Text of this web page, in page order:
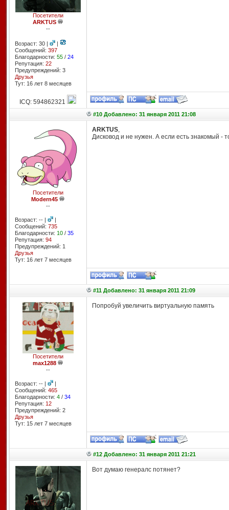
Посетители
ARKTUS
--
Возраст: 30 |
|
Сообщений: 397
Благодарности: 55/ 24
Репутация: 22
Предупреждений: 3
Друзья
Тут: 16 лет 8 месяцев
ICQ: 594862321
#10 Добавлено: 31 января 2011 21:08
Посетители
Modern45
--
Возраст: -- |
|
Сообщений: 735
Благодарности: 10/ 35
Репутация: 94
Предупреждений: 1
Друзья
Тут: 16 лет 7 месяцев
ARKTUS,
Дисковод и не нужен. А если есть знакомый -
#11 Добавлено: 31 января 2011 21:09
Посетители
max1288
--
Возраст: -- |
|
Сообщений: 465
Благодарности: 4/ 34
Репутация: 12
Предупреждений: 2
Друзья
Тут: 15 лет 7 месяцев
Попробуй увеличить виртуальную память
#12 Добавлено: 31 января 2011 21:21
Вот думаю генералс потянет?